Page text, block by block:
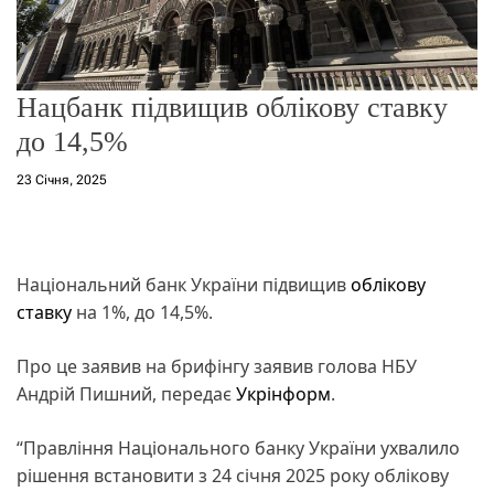
​Нацбанк підвищив облікову ставку
до 14,5%
23 Січня, 2025
Національний банк України підвищивоблікову
ставку на 1%, до 14,5%.
Про це заявив на брифінгу заявив голова НБУ
Андрій Пишний, передаєУкрінформ.
“Правління Національного банку України ухвалило
рішення встановити з 24 січня 2025 року облікову